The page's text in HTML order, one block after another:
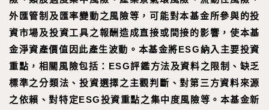
外匯管制及匯率變動之風險等，可能對本基金所參與的投
資市場及投資工具之報酬造成直接或間接的影響，使本基
金淨資產價值因此產生波動。本基金將ESG納入主要投資
重點，相關風險包括：ESG評鑑方法及資料之限制、缺乏
標準之分類法、投資選擇之主觀判斷、對第三方資料來源
之依賴、對特定ESG投資重點之集中度風險等。本基金新